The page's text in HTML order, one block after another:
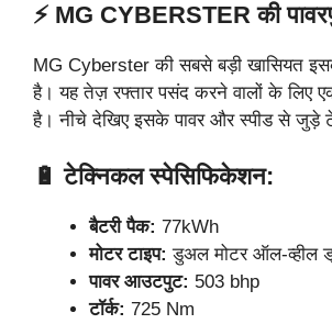
⚡ MG CYBERSTER की
MG Cyberster की सबसे बड़ी खासियत इसकी
है। यह तेज़ रफ्तार पसंद करने वालों के लिए
है। नीचे देखिए इसके पावर और स्पीड से जुड़े
🔋 टेक्निकल स्पेसिफिकेशन:
बैटरी पैक: 77kWh
मोटर टाइप: डुअल मोटर ऑल-व्हील
पावर आउटपुट: 503 bhp
टॉर्क: 725 Nm